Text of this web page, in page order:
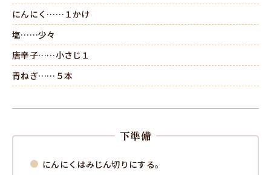
にんにく……１かけ
塩……少々
唐辛子……小さじ１
青ねぎ……５本
下準備
にんにくはみじん切りにする。